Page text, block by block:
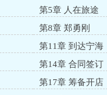
第5章 人在旅途
第8章 郑勇刚
第11章 到达宁海
第14章 合同签订
第17章 筹备开店